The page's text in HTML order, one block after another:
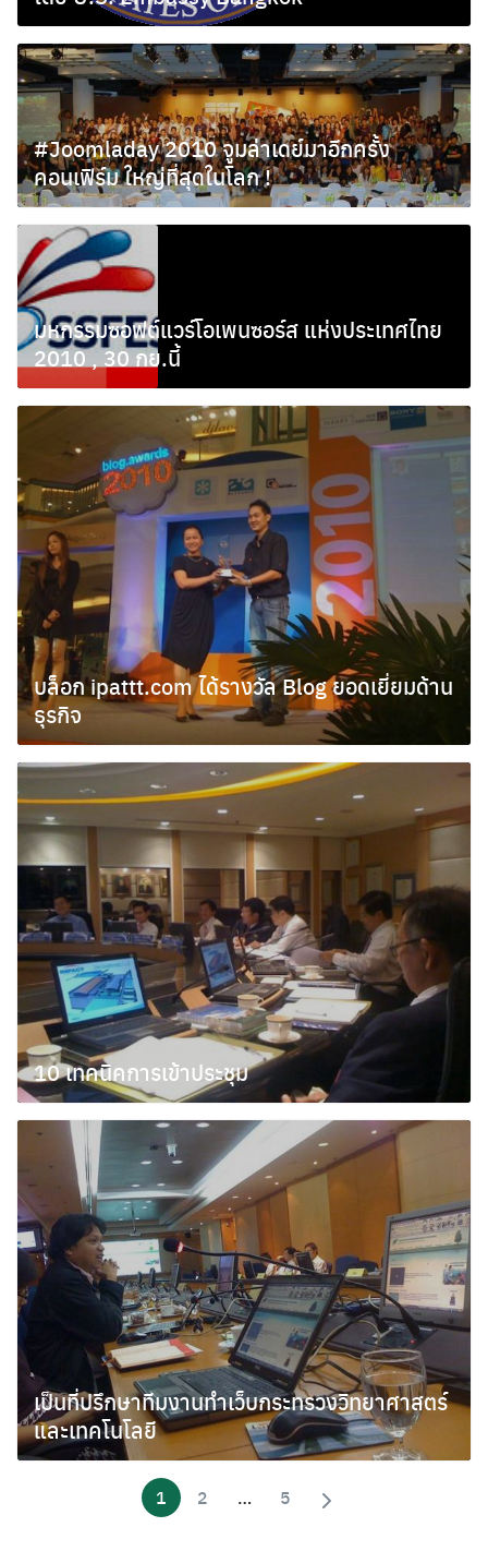
ธันวาคม 9, 2010
#Joomladay 2010 จูมล่าเดย์มาอีกครั้ง
คอนเฟิร์ม ใหญ่ที่สุดในโลก !
พฤศจิกายน 5, 2010
มหกรรมซอฟต์แวร์โอเพนซอร์ส แห่งประเทศไทย
2010 , 30 กย.นี้
กันยายน 22, 2010
บล็อก ipattt.com ได้รางวัล Blog ยอดเยี่ยมด้าน
ธุรกิจ
กันยายน 10, 2010
10 เทคนิคการเข้าประชุม
สิงหาคม 17, 2010
เป็นที่ปรึกษาทีมงานทำเว็บกระทรวงวิทยาศาสตร์
และเทคโนโลยี
กรกฎาคม 14, 2010
1 2 … 5